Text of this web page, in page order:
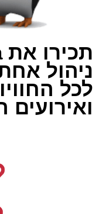
ניהול
לכל